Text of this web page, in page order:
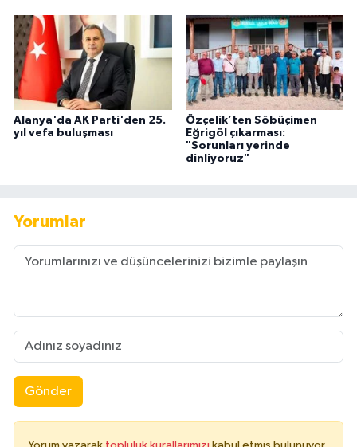
Alanya'da AK Parti'den 25.
yıl vefa buluşması
Özçelik’ten Söbüçimen
Eğrigöl çıkarması:
"Sorunları yerinde
dinliyoruz"
Yorumlar
Gönder